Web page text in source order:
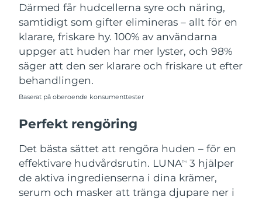
Därmed får hudcellerna syre och näring,
samtidigt som gifter elimineras – allt för en
klarare, friskare hy. 100% av användarna
uppger att huden har mer lyster, och 98%
säger att den ser klarare och friskare ut efter
behandlingen.
Baserat på oberoende konsumenttester
Perfekt rengöring
Det bästa sättet att rengöra huden – för en
effektivare hudvårdsrutin. LUNATM
3 hjälper
de aktiva ingredienserna i dina krämer,
serum och masker att tränga djupare ner i